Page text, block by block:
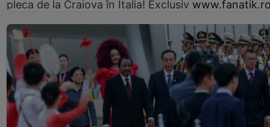
pleca de la Craiova în Italia! Exclusiv